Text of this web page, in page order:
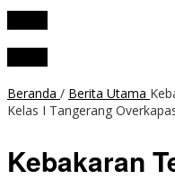
Beranda / Berita Utama
Kelas I Tangerang
Kebakaran